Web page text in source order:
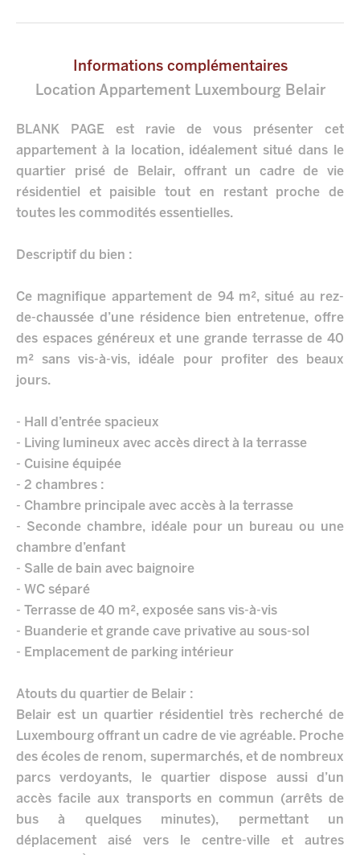
Informations complémentaires
Location Appartement Luxembourg Belair
BLANK PAGE est ravie de vous présenter cet
appartement à la location, idéalement situé dans le
quartier prisé de Belair, offrant un cadre de vie
résidentiel et paisible tout en restant proche de
toutes les commodités essentielles.
Descriptif du bien :
Ce magnifique appartement de 94 m², situé au rez-
de-chaussée d’une résidence bien entretenue, offre
des espaces généreux et une grande terrasse de 40
m² sans vis-à-vis, idéale pour profiter des beaux
jours.
- Hall d’entrée spacieux
- Living lumineux avec accès direct à la terrasse
- Cuisine équipée
- 2 chambres :
- Chambre principale avec accès à la terrasse
- Seconde chambre, idéale pour un bureau ou une
chambre d’enfant
- Salle de bain avec baignoire
- WC séparé
- Terrasse de 40 m², exposée sans vis-à-vis
- Buanderie et grande cave privative au sous-sol
- Emplacement de parking intérieur
Atouts du quartier de Belair :
Belair est un quartier résidentiel très recherché de
Luxembourg offrant un cadre de vie agréable. Proche
des écoles de renom, supermarchés, et de nombreux
parcs verdoyants, le quartier dispose aussi d’un
accès facile aux transports en commun (arrêts de
bus à quelques minutes), permettant un
déplacement aisé vers le centre-ville et autres